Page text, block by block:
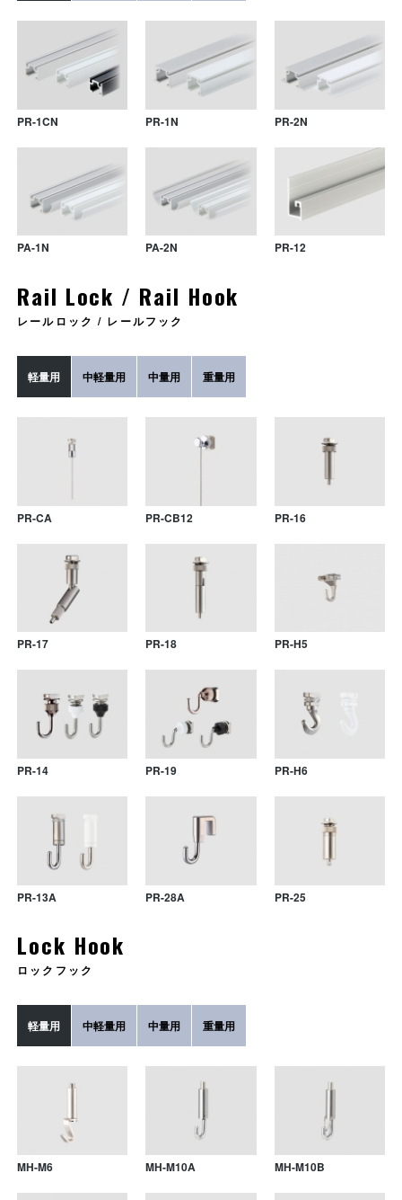
PR-1CN PR-1N PR-2N
PA-1N PA-2N PR-12
PR-10 PR-11
LR-1N LR-2AN
GR-1 GR-2
Rail Lock / Rail Hook
レールロック / レールフック
軽量用
PR-CA PR-CB12 PR-16
PR-17 PR-18 PR-H5
PR-14 PR-19 PR-H6
PR-13A PR-28A PR-25
中軽量用
PR-15A PR-15B
中量用
DPR-F1 DPR-11
DPR-10B DPR-12A
重量用
GR-F3 GR-F1B
Lock Hook
ロックフック
軽量用
MH-M6 MH-M10A MH-M10B
中軽量用 中量用 重量用